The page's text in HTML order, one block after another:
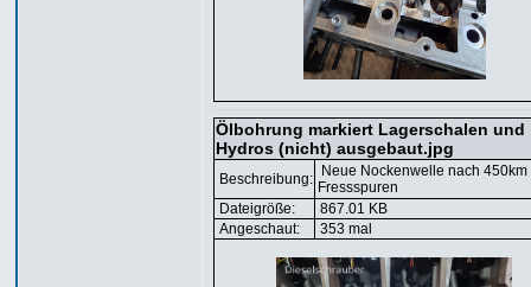
Ölbohrung markiert Lagerschalen und
Hydros (nicht) ausgebaut.jpg
Beschreibung:
Neue Nockenwelle nach 450km
Fressspuren
Dateigröße:
867.01 KB
Angeschaut:
353 mal